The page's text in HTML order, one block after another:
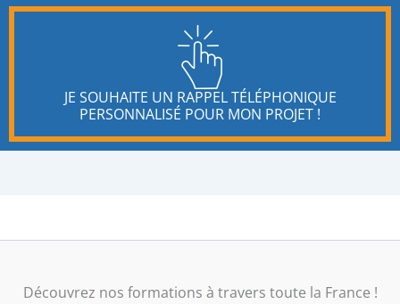
JE SOUHAITE UN RAPPEL TÉLÉPHONIQUE
PERSONNALISÉ POUR MON PROJET !
Découvrez nos formations à travers toute la France !